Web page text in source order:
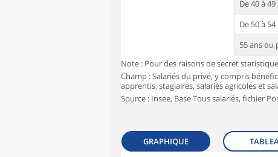
De 40 à 49
De 50 à 54
55 ans ou
Note : Pour des raisons de secret
Champ : Salariés du privé, y compris
apprentis, stagiaires, salariés agricoles et
Source : Insee, Base Tous salariés, fichier
GRAPHIQUE